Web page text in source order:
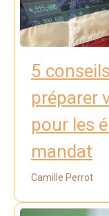
5
préparer
pour les
mandat
Camille Perrot